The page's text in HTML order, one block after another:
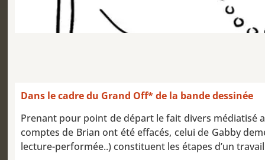
Dans le cadre du Grand Off* de la bande dessinée
Prenant pour point de départ le fait divers médiatisé
comptes de Brian ont été effacés, celui de Gabby
lecture-performée..) constituent les étapes d’un